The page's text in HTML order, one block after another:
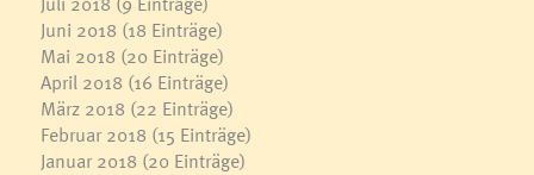
Juni 2018 (18 Einträge)
Mai 2018 (20 Einträge)
April 2018 (16 Einträge)
März 2018 (22 Einträge)
Februar 2018 (15 Einträge)
Januar 2018 (20 Einträge)